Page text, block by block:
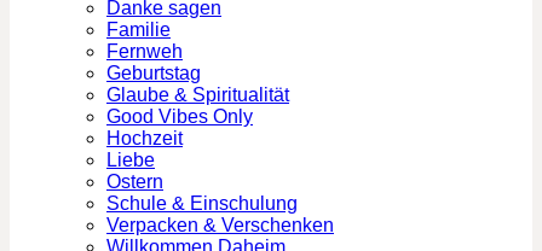
Danke sagen
Familie
Fernweh
Geburtstag
Glaube & Spiritualität
Good Vibes Only
Hochzeit
Liebe
Ostern
Schule & Einschulung
Verpacken & Verschenken
Willkommen Daheim